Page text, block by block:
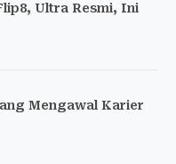
Ultra Resmi, Ini
Mengawal Karier